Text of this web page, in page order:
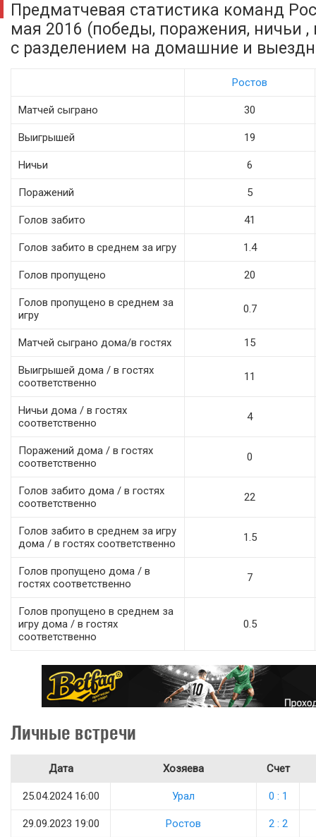
Предматчевая статистика команд
мая 2016 (победы, поражения, ничьи ,
с разделением на домашние и
Ростов
Матчей сыграно 30
Выигрышей 19
Ничьи 6
Поражений 5
Голов забито 41
Голов забито в среднем за игру 1.4
Голов пропущено 20
Голов пропущено в среднем за
игру
0.7
Матчей сыграно дома/в гостях 15
Выигрышей дома / в гостях
соответственно
11
Ничьи дома / в гостях
соответственно
4
Поражений дома / в гостях
соответственно
0
Голов забито дома / в гостях
соответственно
22
Голов забито в среднем за игру
дома / в гостях соответственно
1.5
Голов пропущено дома / в
гостях соответственно
7
Голов пропущено в среднем за
игру дома / в гостях
соответственно
0.5
Личные встречи
Дата Хозяева Счет
25.04.2024 16:00 Урал 0 : 1
29.09.2023 19:00 Ростов 2 : 2